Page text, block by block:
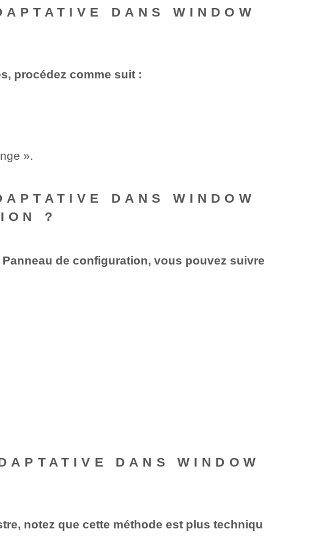
DANS WINDOW
procédez comme suit :
».
DANS WINDOW
?
de configuration, vous pouvez suivre
DANS WINDOW
notez que cette méthode est plus techniqu